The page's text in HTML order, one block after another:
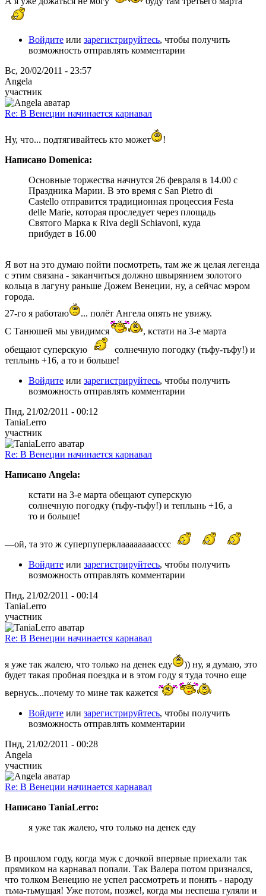
Войдите или зарегистрируйтесь, чтобы получить
возможность отправлять комментарии
Вс, 20/02/2011 - 23:57
Angela
участник
Re: В Венеции начинается карнавал
Ну, что... подтягивайтесь кто может
!
Написано Domenica:
Основные торжества начнутся 26 февраля в 14.00 с
Праздника Марии. В это время с San Pietro di
Castello отправится традиционная процессия Festa
delle Marie, которая проследует через площадь
Святого Марка к Riva degli Schiavoni, куда
прибудет в 16.00
Я вот на это думаю пойти посмотреть, там же ж целая легенда
с этим связана - заканчиться должно швырянием золотого
кольца в лагуну раньше Дожем Венеции, ну, а сейчас мэром
города.
27-го я работаю
... полёт Ангела опять не увижу.
С Танюшей мы увидимся
, кстати на 3-е марта
обещают суперскую
солнечную погодку (тьфу-тьфу!) и
теплынь +16, а то и больше!
Войдите или зарегистрируйтесь, чтобы получить
возможность отправлять комментарии
Пнд, 21/02/2011 - 00:12
TaniaLerro
участник
Re: В Венеции начинается карнавал
Написано Angela:
кстати на 3-е марта обещают суперскую
солнечную погодку (тьфу-тьфу!) и теплынь +16, а
то и больше!
—ой, та это ж суперпуперклаааааааасссс
Войдите или зарегистрируйтесь, чтобы получить
возможность отправлять комментарии
Пнд, 21/02/2011 - 00:14
TaniaLerro
участник
Re: В Венеции начинается карнавал
я уже так жалею, что только на денек еду
)) ну, я думаю, это
будет такая пробная поездка и в этом году я туда точно еще
вернусь...почему то мине так кажется
Войдите или зарегистрируйтесь, чтобы получить
возможность отправлять комментарии
Пнд, 21/02/2011 - 00:28
Angela
участник
Re: В Венеции начинается карнавал
Написано TaniaLerro:
я уже так жалею, что только на денек еду
В прошлом году, когда муж с дочкой впервые приехали так
прямиком на карнавал попали. Так Валера потом признался,
что толком Венецию не успел рассмотреть и понять - народу
тьма-тьмущая! Уже потом, позже!, когда мы неспеша гуляли и